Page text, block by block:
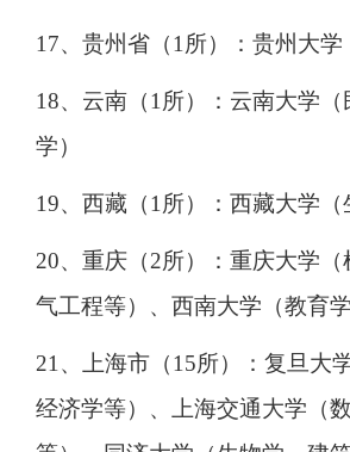
17、贵州省（1所）：贵州大学
18、云南（1所）：云南大学
学）
19、西藏（1所）：西藏大学（
20、重庆（2所）：重庆大学
气工程等）、西南大学（教育学
21、上海市（15所）：复旦大
经济学等）、上海交通大学（